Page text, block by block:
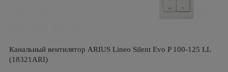
Канальный вентилятор ARIUS Lineo Silent Evo P 100-125 LL
(18321ARI)